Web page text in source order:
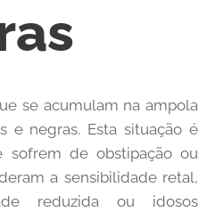
se acumulam na ampola
e negras. Esta situação é
sofrem de obstipação ou
a sensibilidade retal,
reduzida ou idosos